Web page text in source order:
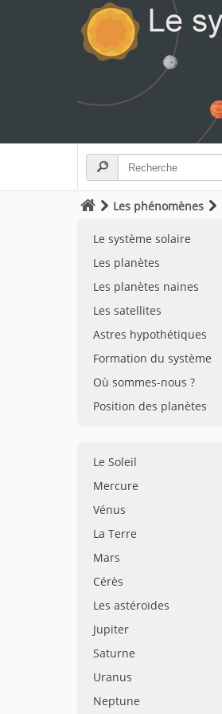
Les phénomènes
Le système solaire
Les planètes
Les planètes naines
Les satellites
Astres hypothétiques
Formation du système
Où sommes-nous ?
Position des planètes
Le Soleil
Mercure
Vénus
La Terre
Mars
Cérès
Les astéroïdes
Jupiter
Saturne
Uranus
Neptune